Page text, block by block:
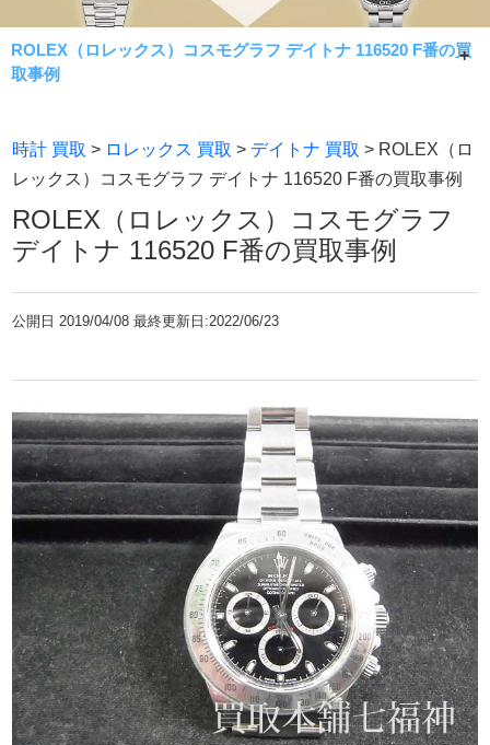
ROLEX（ロレックス）コスモグラフ デイトナ 116520 F番の買
取事例
ROLEX（ロレックス）コスモグラフ デイトナ 116520 F番
の買取事例です。
の査定額をご提示致します。状態が良くない、ギャランテ
ィなし箱なしのお品物でも最大限の価格提示を致します。
時計 買取 > ロレックス 買取 > デイトナ 買取 > ROLEX（ロ
レックス）コスモグラフ デイトナ 116520 F番の買取事例
ROLEX（ロレックス）コスモグラフ
デイトナ 116520 F番の買取事例
公開日2019/04/08 最終更新日:2022/06/23